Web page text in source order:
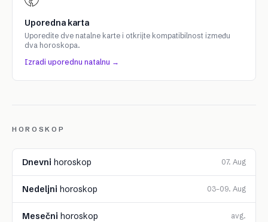
Uporedna karta
Uporedite dve natalne karte i otkrijte kompatibilnost između
dva horoskopa.
Izradi uporednu natalnu →
HOROSKOP
Dnevni horoskop 07. Aug
Nedeljni horoskop 03–09. Aug
Mesečni horoskop avg.